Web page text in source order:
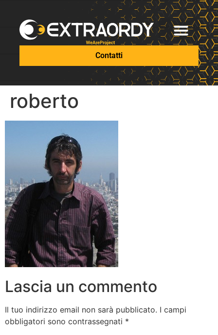
Contatti
roberto
Lascia un commento
Il tuo indirizzo email non sarà pubblicato. I campi
obbligatori sono contrassegnati *